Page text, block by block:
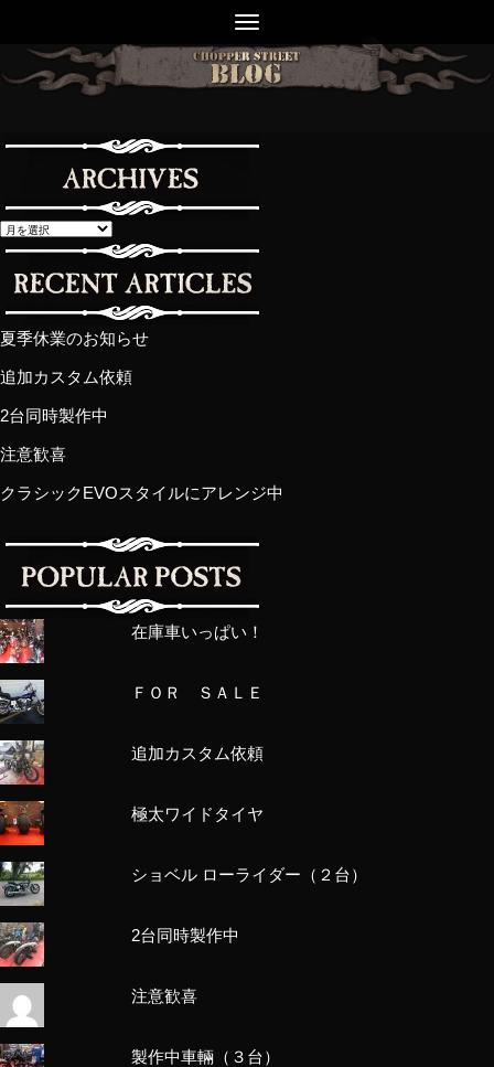
夏季休業のお知らせ
追加カスタム依頼
2台同時製作中
注意歓喜
クラシックEVOスタイルにアレンジ中
在庫車いっぱい！
ＦＯＲ ＳＡＬＥ
追加カスタム依頼
極太ワイドタイヤ
ショベル ローライダー（２台）
2台同時製作中
注意歓喜
製作中車輛（３台）